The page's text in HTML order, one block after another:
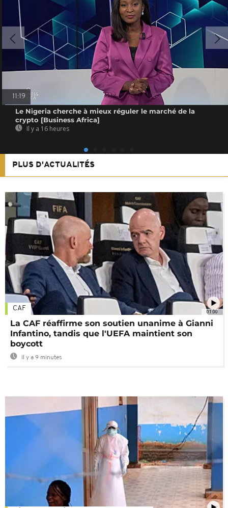
11:19
Le Nigeria cherche à mieux réguler le marché de la
crypto [Business Africa]
Il y a 16 heures
PLUS D'ACTUALITÉS
01:00
CAF
La CAF réaffirme son soutien unanime à Gianni
Infantino, tandis que l'UEFA maintient son
boycott
Il y a 9 minutes